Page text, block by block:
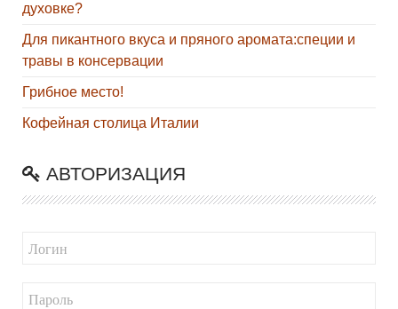
духовке?
Для пикантного вкуса и пряного аромата:специи и
травы в консервации
Грибное место!
Кофейная столица Италии
АВТОРИЗАЦИЯ